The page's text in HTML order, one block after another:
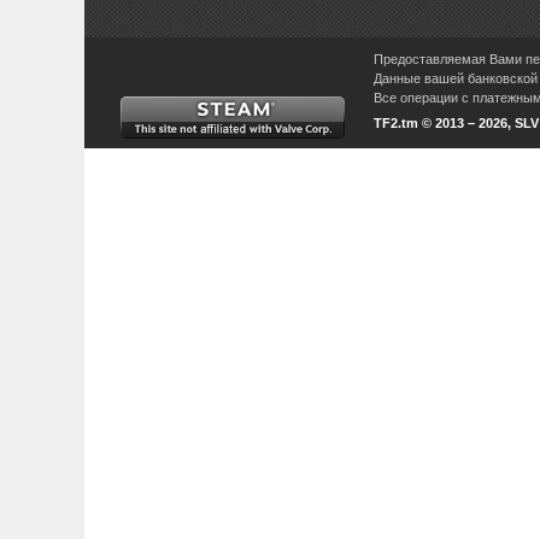
Предоставляемая Вами
Данные вашей
Все операции с
TF2.tm © 2013 – 2026,